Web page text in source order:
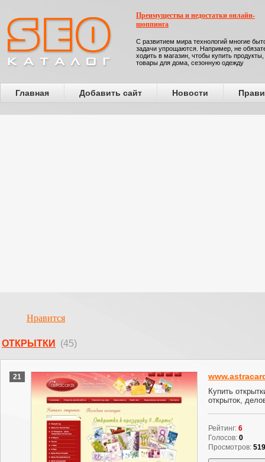
Преимущества и недостатки онлайн-
шоппинга
С развитием мира технологий многие
задачи упрощаются. Например, не
ходить в магазин, чтобы купить продукты,
товары для дома, сезонную одежду
Главная Добавить сайт Новости
Нравится
ОТКРЫТКИ (45)
21
Купить
открыток,
Рейтинг: 6
Голосов: 0
Просмотров: